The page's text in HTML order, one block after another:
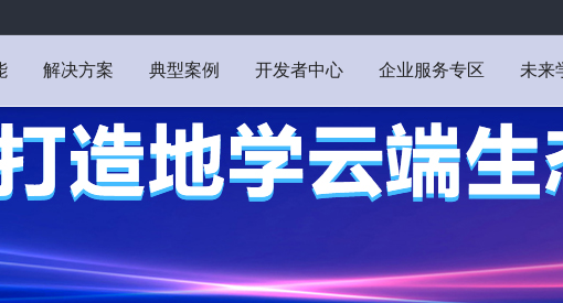
解决方案 典型案例 开发者中心 企业服务专区 未来